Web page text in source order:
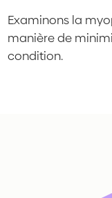
Examinons la
manière de
condition.